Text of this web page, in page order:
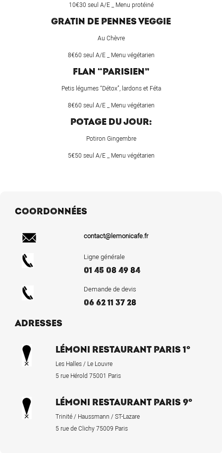
CONTACTEZ-NOUS !
10€30 seul A/E _ Menu protéiné
GRATIN DE PENNES VEGGIE
Au Chèvre
8€60 seul A/E _ Menu végétarien
FLAN “PARISIEN”
Petis légumes “Détox”, lardons et Féta
8€60 seul A/E _ Menu végétarien
POTAGE DU JOUR:
Potiron Gingembre
5€50 seul A/E _ Menu végétarien
COORDONNÉES
contact@lemonicafe.fr
Ligne générale
01 45 08 49 84
Demande de devis
06 62 11 37 28
ADRESSES
LÉMONI RESTAURANT PARIS 1°
Les Halles / Le Louvre
5 rue Hérold 75001 Paris
LÉMONI RESTAURANT PARIS 9°
Trinité / Haussmann / ST-Lazare
5 rue de Clichy 75009 Paris